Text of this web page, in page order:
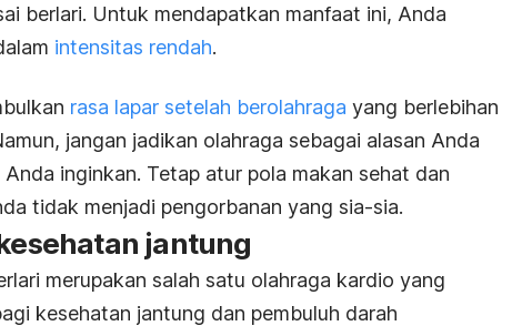
berlari. Untuk mendapatkan manfaat ini, Anda
intensitas rendah.
rasa lapar setelah berolahraga yang berlebihan
jangan jadikan olahraga sebagai alasan Anda
inginkan. Tetap atur pola makan sehat dan
tidak menjadi pengorbanan yang sia-sia.
jantung
merupakan salah satu olahraga kardio yang
kesehatan jantung dan pembuluh darah